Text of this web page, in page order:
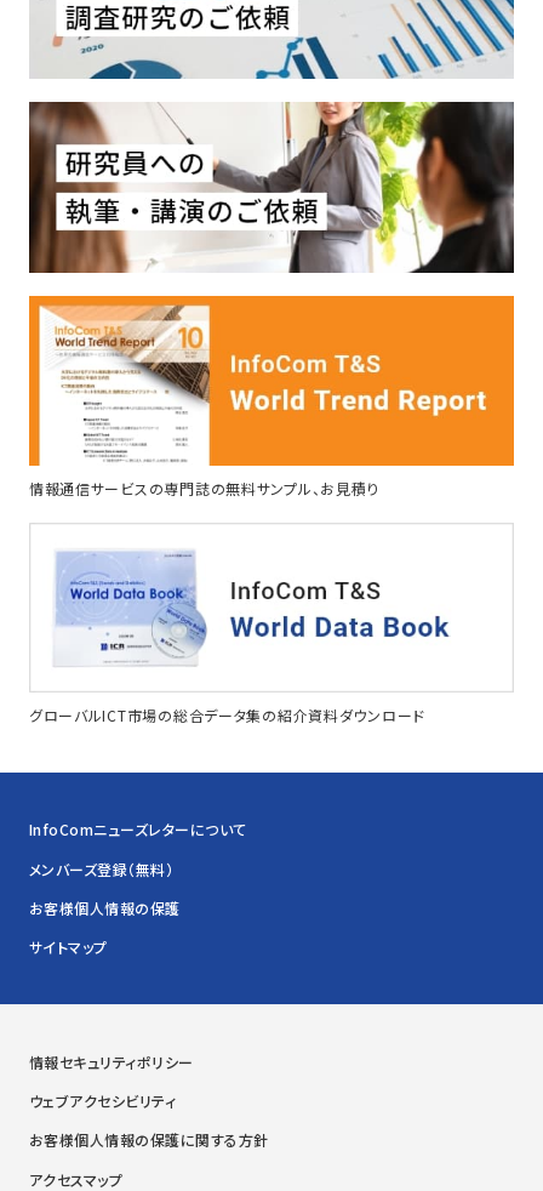
情報通信サービスの専門誌の無料サンプル、お見積り
グローバルICT市場の総合データ集の紹介資料ダウンロード
InfoComニューズレターについて
メンバーズ登録（無料）
お客様個人情報の保護
サイトマップ
情報セキュリティポリシー
ウェブアクセシビリティ
お客様個人情報の保護に関する方針
アクセスマップ